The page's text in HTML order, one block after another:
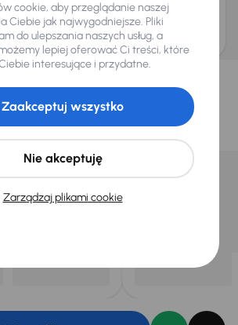
pojazdu. AURES Holdings a.s., z siedzibą
184 00 Praga 8, będzie przechowywać i przetwarzać
z zasadami ochrony i przetwarzaniadanych
dla Ciebie
z naszej oferty. Kupimy
do 400 pojazdówkażdego dnia.
cookie, aby przeglądanie naszej
Ciebie jak najwygodniejsze. Pliki
do ulepszania naszych usług, a
lepiej oferować Ci treści, które
interesujące i przydatne.
Zarządzaj plikami cookie
Nie akceptuję
Zaakceptuj wszystko